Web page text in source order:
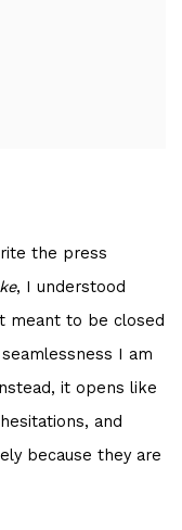
the press
, I understood
meant to be closed
I am
it opens like
and
because they are